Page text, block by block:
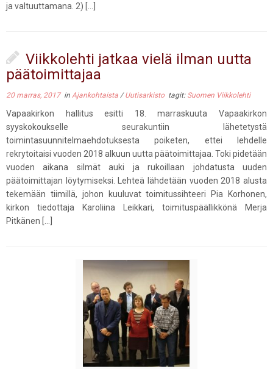
ja valtuuttamana. 2) […]
Viikkolehti jatkaa vielä ilman uutta
päätoimittajaa
20 marras, 2017in Ajankohtaista /Uutisarkisto tagit: Suomen Viikkolehti
Vapaakirkon hallitus esitti 18. marraskuuta Vapaakirkon
syyskokoukselle seurakuntiin lähetetystä
toimintasuunnitelmaehdotuksesta poiketen, ettei lehdelle
rekrytoitaisi vuoden 2018 alkuun uutta päätoimittajaa. Toki pidetään
vuoden aikana silmät auki ja rukoillaan johdatusta uuden
päätoimittajan löytymiseksi. Lehteä lähdetään vuoden 2018 alusta
tekemään tiimillä, johon kuuluvat toimitussihteeri Pia Korhonen,
kirkon tiedottaja Karoliina Leikkari, toimituspäällikkönä Merja
Pitkänen […]